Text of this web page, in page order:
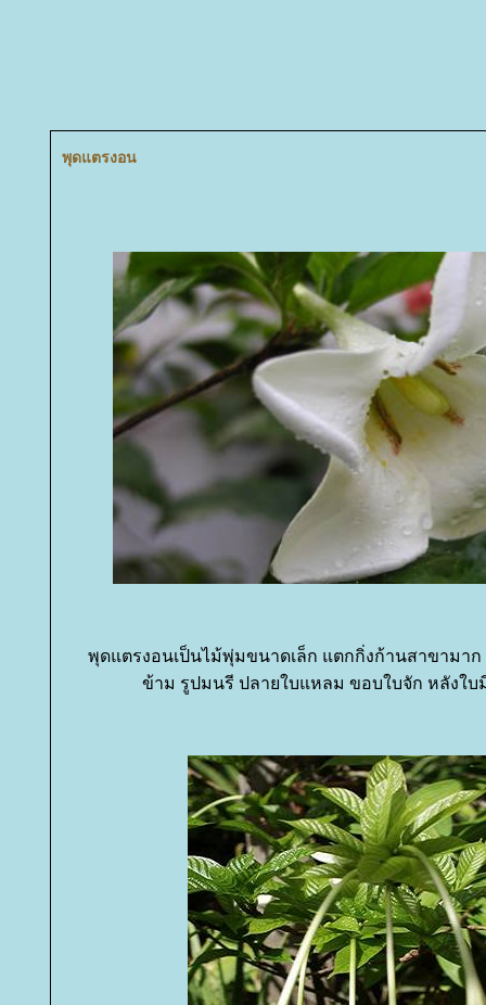
พุดแตรงอน
พุดแตรงอนเป็นไม้พุ่มขนาดเล็ก แตกกิ่งก้านสาขามาก
ข้าม รูปมนรี ปลายใบแหลม ขอบใบจัก หลังใบ